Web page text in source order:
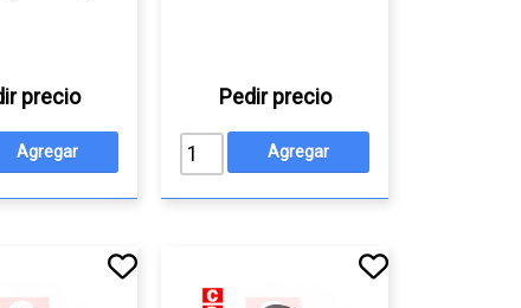
precio Pedir precio